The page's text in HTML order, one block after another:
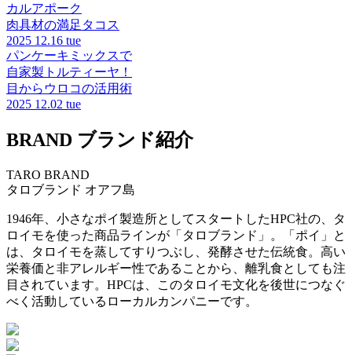
カルアポーク
肉具材の満足タコス
2025 12.16 tue
パンケーキミックスで
自家製トルティーヤ！
目からウロコの活用術
2025 12.02 tue
BRAND ブランド紹介
TARO BRAND
タロブランド オアフ島
1946年、小さなポイ製造所としてスタートしたHPC社の、タ
ロイモを使った商品ラインが「タロブランド」。「ポイ」と
は、タロイモを蒸してすりつぶし、発酵させた伝統食。高い
栄養価と非アレルギー性であることから、離乳食としても注
目されています。HPCは、このタロイモ文化を後世につなぐ
べく活動しているローカルカンパニーです。